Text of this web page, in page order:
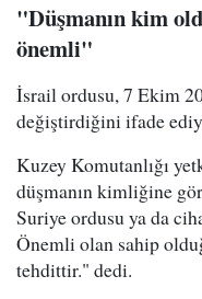
"Düşmanın kim
önemli"
İsrail ordusu, 7 Ekim
değiştirdiğini ifade
Kuzey Komutanlığı
düşmanın kimliğine
Suriye ordusu ya da
Önemli olan sahip
tehdittir." dedi.